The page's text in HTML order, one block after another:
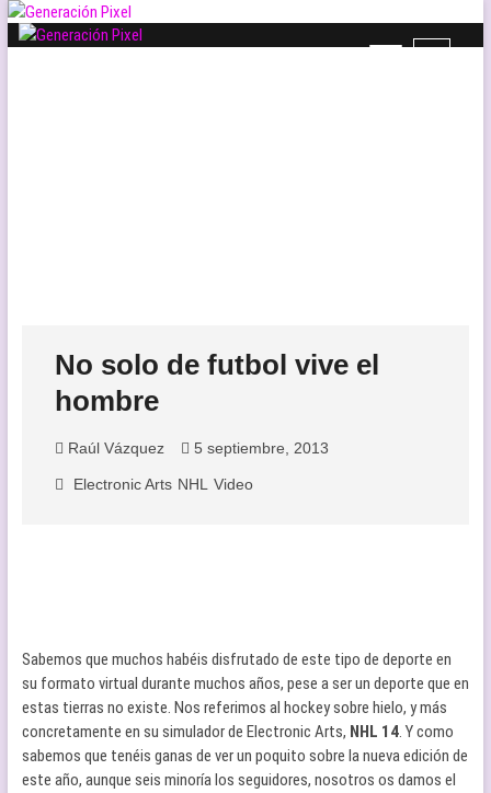
Saltar
B
No solo de futbol vive el
hombre
Raúl Vázquez 5 septiembre, 2013
Electronic Arts NHL Video
Sabemos que muchos habéis disfrutado de este tipo de deporte en
su formato virtual durante muchos años, pese a ser un deporte que en
estas tierras no existe. Nos referimos al hockey sobre hielo, y más
concretamente en su simulador de Electronic Arts, NHL 14. Y como
sabemos que tenéis ganas de ver un poquito sobre la nueva edición de
este año, aunque seis minoría los seguidores, nosotros os damos el